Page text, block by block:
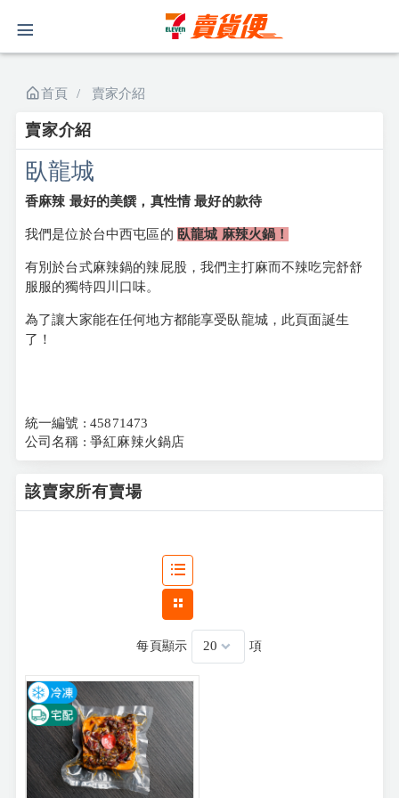
首頁 賣家介紹
賣家介紹
臥龍城
香麻辣 最好的美饌，真性情 最好的款待
我們是位於台中西屯區的 臥龍城 麻辣火鍋！
有別於台式麻辣鍋的辣屁股，我們主打麻而不辣吃完舒舒
服服的獨特四川口味。
為了讓大家能在任何地方都能享受臥龍城，此頁面誕生
了！
統一編號 : 45871473
公司名稱 : 爭紅麻辣火鍋店
該賣家所有賣場
每頁顯示 項